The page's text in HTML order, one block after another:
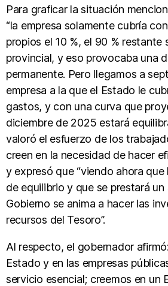
Para graficar la situación
“la empresa solamente cubría
propios el 10 %, el 90 % restante
provincial, y eso provocaba una
permanente. Pero llegamos a
empresa a la que el Estado le
gastos, y con una curva que
diciembre de 2025 estará
valoró el esfuerzo de los
creen en la necesidad de hacer
y expresó que “viendo ahora
de equilibrio y que se prestará
Gobierno se anima a hacer las
recursos del Tesoro”.
Al respecto, el gobernador
Estado y en las empresas
servicio esencial; creemos en un